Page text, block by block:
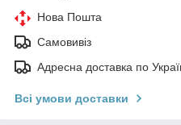
Нова Пошта
Самовивіз
Адресна доставка по
Всі умови доставки